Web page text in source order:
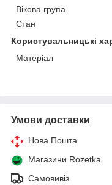
Вікова група
Стан
Користувальницькі
Матеріал
Умови доставки
Нова Пошта
Магазини Rozetka
Самовивіз